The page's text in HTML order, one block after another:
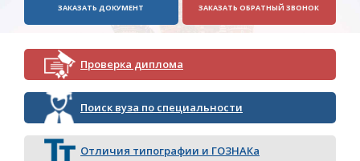
ЗАКАЗАТЬ ДОКУМЕНТ ЗАКАЗАТЬ ОБРАТНЫЙ ЗВОНОК
Проверка диплома
Поиск вуза по специальности
Отличия типографии и ГОЗНАКа